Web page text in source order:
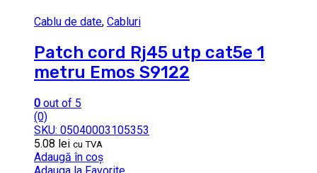
Cablu de date, Cabluri
Patch cord Rj45 utp cat5e 1
metru Emos S9122
0 out of 5
(0)
SKU: 05040003105353
5.08 lei cu TVA
Adaugă în coș